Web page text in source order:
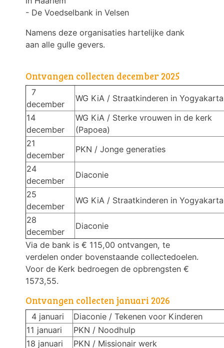
- De Voedselbank in Velsen
Namens deze organisaties hartelijke dank
aan alle gulle gevers.
Ontvangen collecten december 2025
7
december
WG KiA / Straatkinderen in Yogyakarta
14
december
WG KiA / Sterke vrouwen in de kerk
(Papoea)
21
december
PKN / Jonge generaties
24
december
Diaconie
25
december
WG KiA / Straatkinderen in Yogyakarta
28
december
Diaconie
Via de bank is € 115,00 ontvangen, te
verdelen onder bovenstaande collectedoelen.
Voor de Kerk bedroegen de opbrengsten €
1573,55.
Ontvangen collecten januari 2026
4 januari
Diaconie / Tekenen voor Kinderen
11 januari
PKN / Noodhulp
18 januari
PKN / Missionair werk